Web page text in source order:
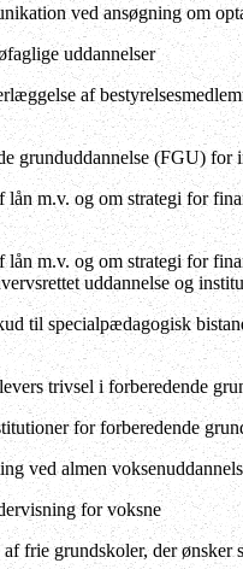
ved ansøgning om
uddannelser
af
grunduddannelse (FGU) for
lån m.v. og om strategi for
lån m.v. og om strategi for
uddannelse og
til specialpædagogisk
trivsel i forberedende
for forberedende
ved almen
for voksne
frie grundskoler, der ønsker